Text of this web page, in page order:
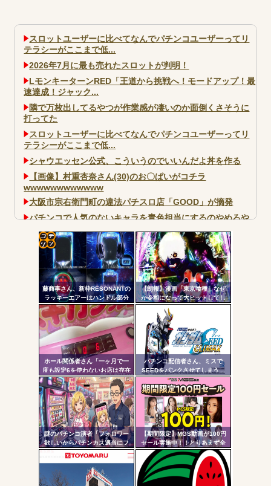
スロットユーザーに比べてなんでパチンコユーザーってリ
テラシーがここまで低...
2026年7月に最も売れたスロットが判明！
LモンキーターンRED「王道から挑戦へ！モードアップ！最
速達成！ジャック...
隣で万枚出してるやつが作業感が凄いのか面倒くさそうに
打ってた
スロットユーザーに比べてなんでパチンコユーザーってリ
テラシーがここまで低...
シャウエッセン公式、こういうのでいいんだよ丼を作る
【画像】村重杏奈さん(30)のお〇ぱいがコチラ
wwwwwwwwwwww
大阪市宗右衛門町の違法パチスロ店「GOOD」が摘発
パチンコで人気のないキャラを青色担当にするのやめろや
ワイ、パチンコ屋店員の目の前で会員カードを握り潰し
「今までありがとう」と...
無職のパチンコカス(22)なんやが、ワイの人生どれくらい
ヤバいか教えて？...
AngelBeats!とかいうクソアニメの思い出ｗｗｗ
Powered by livedoor 相互RSS
藤商事さん、新枠RESONANTの
ラッキーエアーはハンドル部分
からのみで枠上部からの風は無
い模様。ヅラに配慮したか？
【朗報】漫画「東京喰種」なぜ
か令和になって大ヒットしてし
まうｗｗｗ
ホール関係者さん「一ヶ月で一
度も設定6を使わないお店は存在
しないと思っています。6使った
事がない店長も存在しないと思
う」←これガチ?！
パチンコ配信者さん、ミスで
SEEDをパンクさせてしまう…
謎のパチンコ演者「フォロワー
欲しいからパチンカス適当にフ
ォローしよう」「フォロー返し
て来ないやつリムろ」←これで
何回もフォローしてくるのウザ
がられてますよ
【期間限定】MGS動画が100円
セール実施中！！とりあえず全
部買うやろｗｗｗｗｗ
コテ
リン
- 固
定リ
ンク
自動
更新
ツー
ル